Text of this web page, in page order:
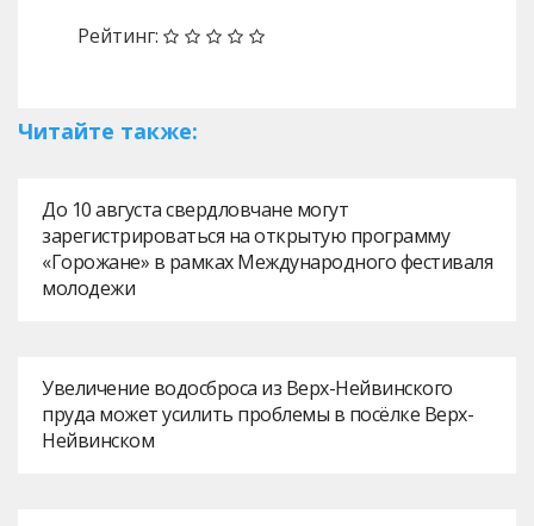
Рейтинг:
Читайте также:
До 10 августа свердловчане могут
зарегистрироваться на открытую программу
«Горожане» в рамках Международного фестиваля
молодежи
Увеличение водосброса из Верх-Нейвинского
пруда может усилить проблемы в посёлке Верх-
Нейвинском